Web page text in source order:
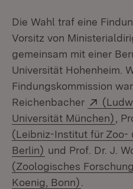
Die Wahl traf eine
Vorsitz von
gemeinsam mit einer
Universität Hohenheim.
Findungskommission
Reichenbacher
Universität München)
,
(Leibniz-Institut für Zoo-
Berlin) (Öffnet in neuem
und Prof. Dr. J.
(Zoologisches
Koenig, Bonn)